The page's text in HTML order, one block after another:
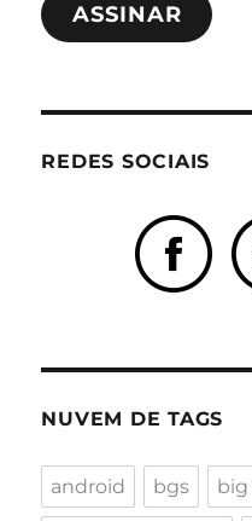
mailASSINAR
REDES SOCIAIS
NUVEM DE TAGS
android bgs big